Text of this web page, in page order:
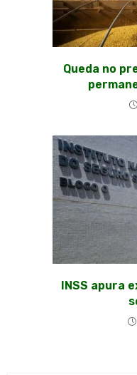
Queda no
INSS apura